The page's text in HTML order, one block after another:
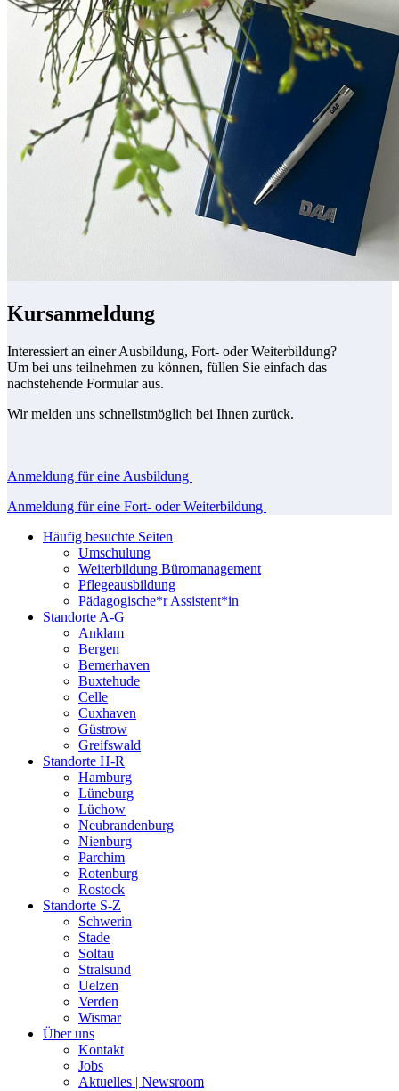
Kursanmeldung
Interessiert an einer Ausbildung, Fort- oder Weiterbildung?
Um bei uns teilnehmen zu können, füllen Sie einfach das
nachstehende Formular aus.
Wir melden uns schnellstmöglich bei Ihnen zurück.
Anmeldung für eine Ausbildung
Anmeldung für eine Fort- oder Weiterbildung
Häufig besuchte Seiten
Umschulung
Weiterbildung Büromanagement
Pflegeausbildung
Pädagogische*r Assistent*in
Standorte A-G
Anklam
Bergen
Bemerhaven
Buxtehude
Celle
Cuxhaven
Güstrow
Greifswald
Standorte H-R
Hamburg
Lüneburg
Lüchow
Neubrandenburg
Nienburg
Parchim
Rotenburg
Rostock
Standorte S-Z
Schwerin
Stade
Soltau
Stralsund
Uelzen
Verden
Wismar
Über uns
Kontakt
Jobs
Aktuelles | Newsroom